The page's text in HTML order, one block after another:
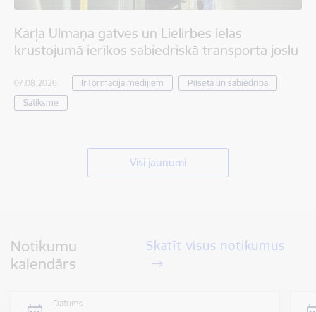
Kārļa Ulmaņa gatves un Lielirbes ielas
krustojumā ierīkos sabiedriskā transporta joslu
07.08.2026. Informācija medijiem
Pilsētā un sabiedrībā
Satiksme
Visi jaunumi
Notikumu
kalendārs
Skatīt visus notikumus
Datums